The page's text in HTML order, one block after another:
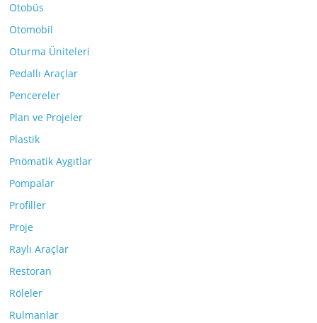
Otobüs
Otomobil
Oturma Üniteleri
Pedallı Araçlar
Pencereler
Plan ve Projeler
Plastik
Pnömatik Aygıtlar
Pompalar
Profiller
Proje
Raylı Araçlar
Restoran
Röleler
Rulmanlar